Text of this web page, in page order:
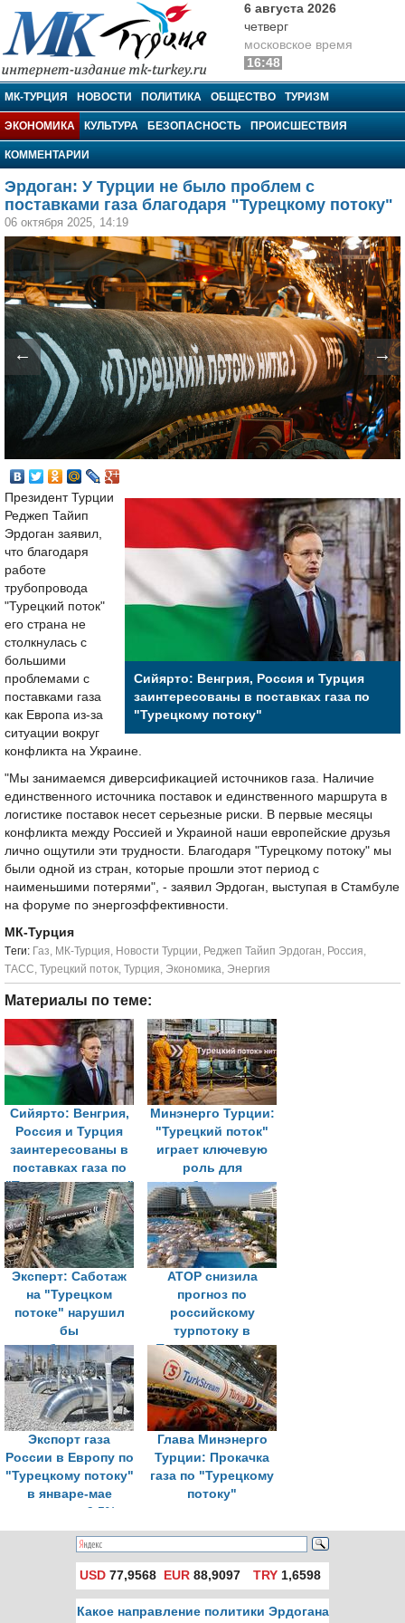
МК-Турция
6 августа 2026
четверг
московское время
16:48
МК-ТУРЦИЯ НОВОСТИ ПОЛИТИКА ОБЩЕСТВО ТУРИЗМ
ЭКОНОМИКА КУЛЬТУРА БЕЗОПАСНОСТЬ ПРОИСШЕСТВИЯ
КОММЕНТАРИИ
Эрдоган: У Турции не было проблем с
поставками газа благодаря "Турецкому потоку"
06 октября 2025, 14:19
← →
Сийярто: Венгрия, Россия и Турция
заинтересованы в поставках газа по
"Турецкому потоку"
Президент Турции
Реджеп Тайип
Эрдоган заявил,
что благодаря
работе
трубопровода
"Турецкий поток"
его страна не
столкнулась с
большими
проблемами с
поставками газа
как Европа из-за
ситуации вокруг
конфликта на Украине.
"Мы занимаемся диверсификацией источников газа. Наличие
единственного источника поставок и единственного маршрута в
логистике поставок несет серьезные риски. В первые месяцы
конфликта между Россией и Украиной наши европейские друзья
лично ощутили эти трудности. Благодаря "Турецкому потоку" мы
были одной из стран, которые прошли этот период с
наименьшими потерями", - заявил Эрдоган, выступая в Стамбуле
на форуме по энергоэффективности.
МК-Турция
Tеги: Газ, МК-Турция, Новости Турции, Реджеп Тайип Эрдоган, Россия,
ТАСС, Турецкий поток, Турция, Экономика, Энергия
Материалы по теме:
Сийярто: Венгрия,
Россия и Турция
заинтересованы в
поставках газа по
"Турецкому потоку"
Минэнерго Турции:
"Турецкий поток"
играет ключевую
роль для
энергобезопасности
Европы
Эксперт: Саботаж
на "Турецком
потоке" нарушил
бы
энергобезопасность
Европы и самой
Турции
АТОР снизила
прогноз по
российскому
турпотоку в
Турцию летом до
2,7 млн туристов
Экспорт газа
России в Европу по
"Турецкому потоку"
в январе-мае
вырос на 9,5%
Глава Минэнерго
Турции: Прокачка
газа по "Турецкому
потоку"
проблем нет
USD 77,9568 EUR 88,9097 TRY1,6598
Какое направление политики Эрдогана